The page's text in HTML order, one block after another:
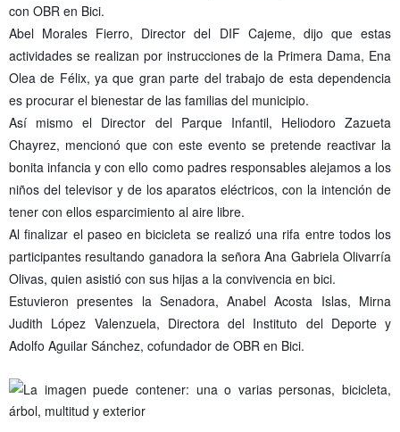
con OBR en Bici.
Abel Morales Fierro, Director del DIF Cajeme, dijo que estas
actividades se realizan por instrucciones de la Primera Dama, Ena
Olea de Félix, ya que gran parte del trabajo de esta dependencia
es procurar el bienestar de las familias del municipio.
Así mismo el Director del Parque Infantil, Heliodoro Zazueta
Chayrez, mencionó que con este evento se pretende reactivar la
bonita infancia y con ello como padres responsables alejamos a los
niños del televisor y de los aparatos eléctricos, con la intención de
tener con ellos esparcimiento al aire libre.
Al finalizar el paseo en bicicleta se realizó una rifa entre todos los
participantes resultando ganadora la señora Ana Gabriela Olivarría
Olivas, quien asistió con sus hijas a la convivencia en bici.
Estuvieron presentes la Senadora, Anabel Acosta Islas, Mirna
Judith López Valenzuela, Directora del Instituto del Deporte y
Adolfo Aguilar Sánchez, cofundador de OBR en Bici.